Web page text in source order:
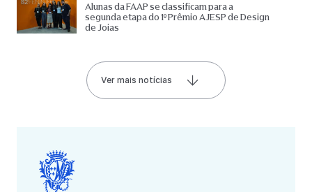
Alunas da FAAP se classificam para a
segunda etapa do 1º Prêmio AJESP de Design
de Joias
Ver mais notícias